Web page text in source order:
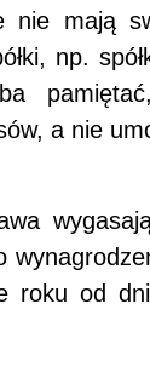
mają
np.
a nie
roku od